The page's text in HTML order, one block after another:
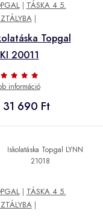
| TÁSKA 4 5.
|
Topgal
20011
információ
31 690 Ft
| TÁSKA 4 5.
|